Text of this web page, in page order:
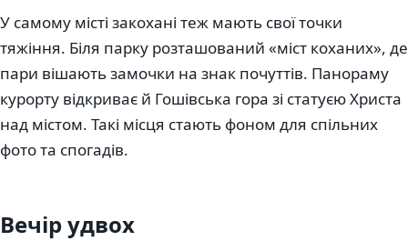
У самому місті закохані теж мають свої точки
тяжіння. Біля парку розташований «міст коханих», де
пари вішають замочки на знак почуттів. Панораму
курорту відкриває й Гошівська гора зі статуєю Христа
над містом. Такі місця стають фоном для спільних
фото та спогадів.
Вечір удвох